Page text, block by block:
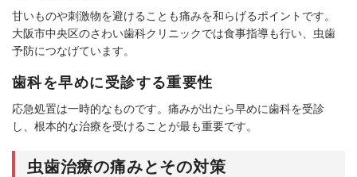
甘いものや刺激物を避けることも痛みを和らげるポイントです。
大阪市中央区のさわい歯科クリニックでは食事指導も行い、虫歯
予防につなげています。
歯科を早めに受診する重要性
応急処置は一時的なものです。痛みが出たら早めに歯科を受診
し、根本的な治療を受けることが最も重要です。
虫歯治療の痛みとその対策